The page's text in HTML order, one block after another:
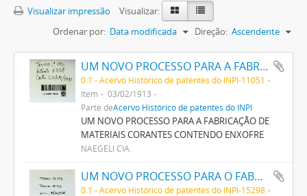
Visualizar impressão
Visualizar:
Ordenar por: Data modificada Direção: Ascendente
UM NOVO PROCESSO PARA A FABRICAÇÃO DE MATERIAIS CORANTES CONTENDO ENXOFRE
0.1 - Acervo Histórico de patentes do INPI-11051
Item
03/02/1913
Parte deAcervo Histórico de patentes do INPI
UM NOVO PROCESSO PARA A FABRICAÇÃO DE
MATERIAIS CORANTES CONTENDO ENXOFRE
NAEGELI CIA.
UM NOVO PROCESSO PARA O FABRICO DE MATERIAS CORANTES AZUES E NEGRAS DIRECTAS PARA O ALGODÃO COM TONS VARIAVEIS
0.1 - Acervo Histórico de patentes do INPI-15298